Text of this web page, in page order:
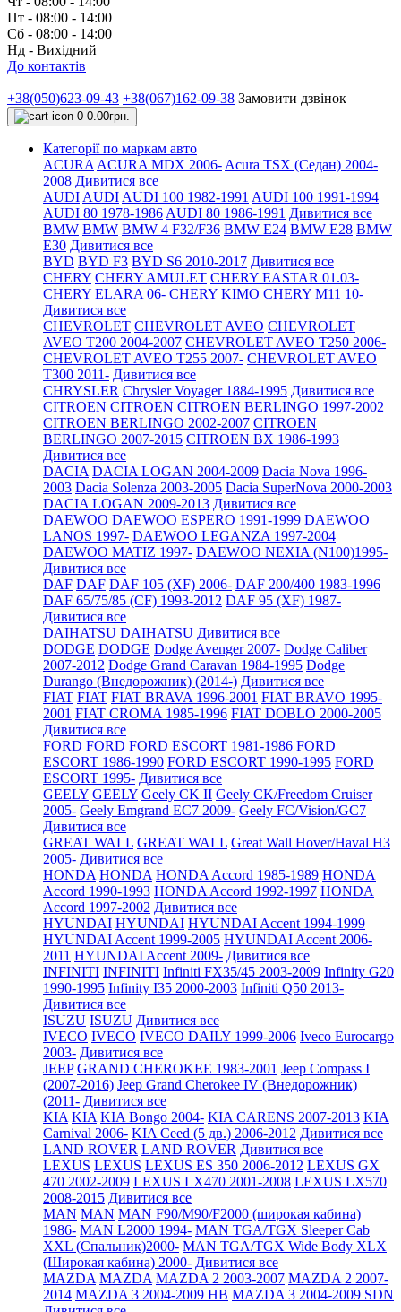
Пт - 08:00 - 14:00
Сб - 08:00 - 14:00
Нд - Вихідний
До контактів
+38(050)623-09-43 +38(067)162-09-38 Замовити дзвінок
0 0.00грн.
Категорії по маркам авто
ACURA ACURA MDX 2006- Acura TSX (Седан) 2004-
2008 Дивитися все
AUDI AUDI AUDI 100 1982-1991 AUDI 100 1991-1994
AUDI 80 1978-1986 AUDI 80 1986-1991 Дивитися все
BMW BMW BMW 4 F32/F36 BMW E24 BMW E28 BMW
E30 Дивитися все
BYD BYD F3 BYD S6 2010-2017 Дивитися все
CHERY CHERY AMULET CHERY EASTAR 01.03-
CHERY ELARA 06- CHERY KIMO CHERY M11 10-
Дивитися все
CHEVROLET CHEVROLET AVEO CHEVROLET
AVEO Т200 2004-2007 CHEVROLET AVEO Т250 2006-
CHEVROLET AVEO Т255 2007- CHEVROLET AVEO
Т300 2011- Дивитися все
CHRYSLER Chrysler Voyager 1884-1995 Дивитися все
CITROEN CITROEN CITROEN BERLINGO 1997-2002
CITROEN BERLINGO 2002-2007 CITROEN
BERLINGO 2007-2015 CITROEN BX 1986-1993
Дивитися все
DACIA DACIA LOGAN 2004-2009 Dacia Nova 1996-
2003 Dacia Solenza 2003-2005 Dacia SuperNova 2000-2003
DACIA LOGAN 2009-2013 Дивитися все
DAEWOO DAEWOO ESPERO 1991-1999 DAEWOO
LANOS 1997- DAEWOO LEGANZA 1997-2004
DAEWOO MATIZ 1997- DAEWOO NEXIA (N100)1995-
Дивитися все
DAF DAF DAF 105 (XF) 2006- DAF 200/400 1983-1996
DAF 65/75/85 (CF) 1993-2012 DAF 95 (XF) 1987-
Дивитися все
DAIHATSU DAIHATSU Дивитися все
DODGE DODGE Dodge Avenger 2007- Dodge Caliber
2007-2012 Dodge Grand Caravan 1984-1995 Dodge
Durango (Внедорожник) (2014-) Дивитися все
FIAT FIAT FIAT BRAVA 1996-2001 FIAT BRAVO 1995-
2001 FIAT CROMA 1985-1996 FIAT DOBLO 2000-2005
Дивитися все
FORD FORD FORD ESCORT 1981-1986 FORD
ESCORT 1986-1990 FORD ESCORT 1990-1995 FORD
ESCORT 1995- Дивитися все
GEELY GEELY Geely CK II Geely CK/Freedom Cruiser
2005- Geely Emgrand EC7 2009- Geely FC/Vision/GC7
Дивитися все
GREAT WALL GREAT WALL Great Wall Hover/Haval H3
2005- Дивитися все
HONDA HONDA HONDA Accord 1985-1989 HONDA
Accord 1990-1993 HONDA Accord 1992-1997 HONDA
Accord 1997-2002 Дивитися все
HYUNDAI HYUNDAI HYUNDAI Accent 1994-1999
HYUNDAI Accent 1999-2005 HYUNDAI Accent 2006-
2011 HYUNDAI Accent 2009- Дивитися все
INFINITI INFINITI Infiniti FX35/45 2003-2009 Infinity G20
1990-1995 Infinity I35 2000-2003 Infiniti Q50 2013-
Дивитися все
ISUZU ISUZU Дивитися все
IVECO IVECO IVECO DAILY 1999-2006 Iveco Eurocargo
2003- Дивитися все
JEEP GRAND CHEROKEE 1983-2001 Jeep Compass I
(2007-2016) Jeep Grand Cherokee IV (Внедорожник)
(2011- Дивитися все
KIA KIA KIA Bongo 2004- KIA CARENS 2007-2013 KIA
Carnival 2006- KIA Ceed (5 дв.) 2006-2012 Дивитися все
LAND ROVER LAND ROVER Дивитися все
LEXUS LEXUS LEXUS ES 350 2006-2012 LEXUS GX
470 2002-2009 LEXUS LX470 2001-2008 LEXUS LX570
2008-2015 Дивитися все
MAN MAN MAN F90/M90/F2000 (широкая кабина)
1986- MAN L2000 1994- MAN TGA/TGX Sleeper Cab
XXL (Спальник)2000- MAN TGA/TGX Wide Body XLX
(Широкая кабина) 2000- Дивитися все
MAZDA MAZDA MAZDA 2 2003-2007 MAZDA 2 2007-
2014 MAZDA 3 2004-2009 HB MAZDA 3 2004-2009 SDN